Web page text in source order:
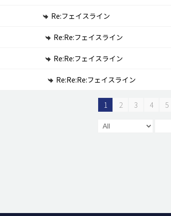
Re:フェイスライン
Re:Re:フェイスライン
Re:Re:フェイスライン
Re:Re:Re:フェイスライン
1 2 3 4 5